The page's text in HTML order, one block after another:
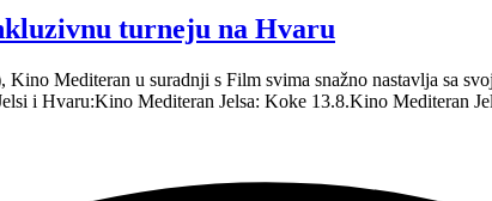
turneju na Hvaru
Mediteran u suradnji s Film svima snažno nastavlja sa
i Hvaru:Kino Mediteran Jelsa: Koke 13.8.Kino Mediteran